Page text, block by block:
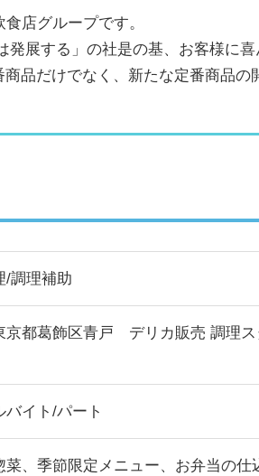
店グループです。
発展する」の社是の基、お客様に
品だけでなく、新たな定番商品
/調理補助
京都葛飾区青戸 デリカ販売 調
バイト/パート
菜、季節限定メニュー、お弁当の